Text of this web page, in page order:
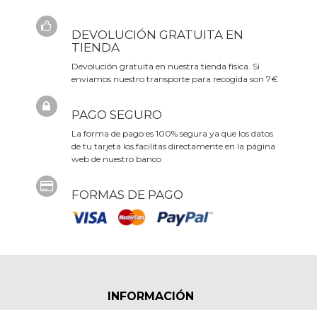
DEVOLUCIÓN GRATUITA EN
TIENDA
Devolución gratuita en nuestra tienda física. Si
enviamos nuestro transporte para recogida son 7€
PAGO SEGURO
La forma de pago es 100% segura ya que los datos
de tu tarjeta los facilitas directamente en la página
web de nuestro banco
FORMAS DE PAGO
INFORMACIÓN